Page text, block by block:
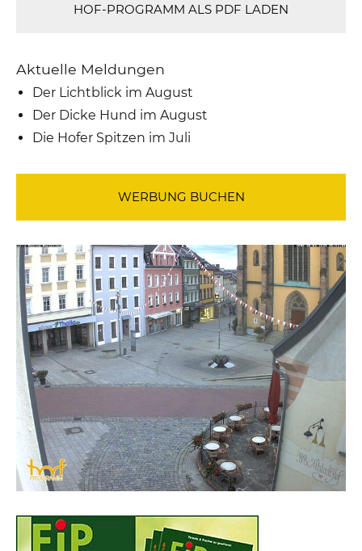
HOF-PROGRAMM ALS PDF LADEN
Aktuelle Meldungen
Der Lichtblick im August
Der Dicke Hund im August
Die Hofer Spitzen im Juli
WERBUNG BUCHEN